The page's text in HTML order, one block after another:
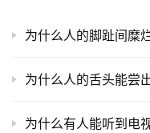
为什么人的脚趾间糜
为什么人的舌头能尝
为什么有人能听到电